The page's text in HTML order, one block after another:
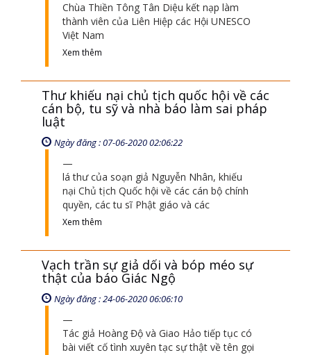
Chùa Thiền Tông Tân Diệu kết nạp làm
thành viên của Liên Hiệp các Hội UNESCO
Việt Nam
Xem thêm
Thư khiếu nại chủ tịch quốc hội về các
cán bộ, tu sỹ và nhà báo làm sai pháp
luật
Ngày đăng : 07-06-2020 02:06:22
lá thư của soạn giả Nguyễn Nhân, khiếu
nại Chủ tịch Quốc hội về các cán bộ chính
quyền, các tu sĩ Phật giáo và các
Xem thêm
Vạch trần sự giả dối và bóp méo sự
thật của báo Giác Ngộ
Ngày đăng : 24-06-2020 06:06:10
Tác giả Hoàng Độ và Giao Hảo tiếp tục có
bài viết cố tình xuyên tạc sự thật về tên gọi